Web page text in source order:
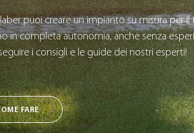
puoi creare un impianto su misura per il
in completa autonomia, anche senza
i consigli e le guide dei nostri esperti!
FARE